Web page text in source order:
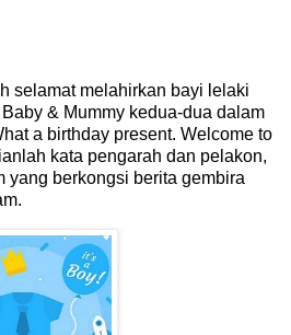
selamat melahirkan bayi lelaki
& Mummy kedua-dua dalam
a birthday present. Welcome to
kata pengarah dan pelakon,
yang berkongsi berita gembira